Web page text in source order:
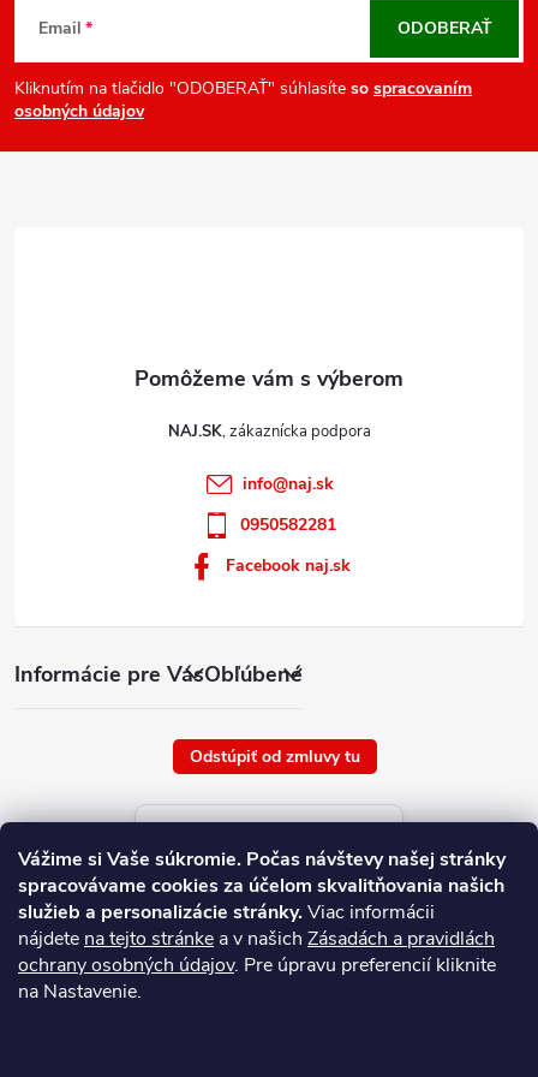
Vážime si Vaše súkromie. Počas návštevy našej stránky
spracovávame cookies za účelom skvalitňovania našich
služieb a personalizácie stránky.Viac informácii
nájdete na tejto stránke a v našich Zásadách a pravidlách
ochrany osobných údajov. Pre úpravu preferencií kliknite
na Nastavenie.
y
v
ý
i
Email
Kliknutím na tlačidlo "ODOBERAŤ" súhlasíte so spracovaním
osobných údajov
ODOBERAŤ
Informácie pre VásObľúbené
NAJ.SK
info@naj.sk
0950582281
Facebook naj.sk
Odstúpiť od zmluvy tu
Aktuálne ceny tovaru
platné od : 7/8/2026